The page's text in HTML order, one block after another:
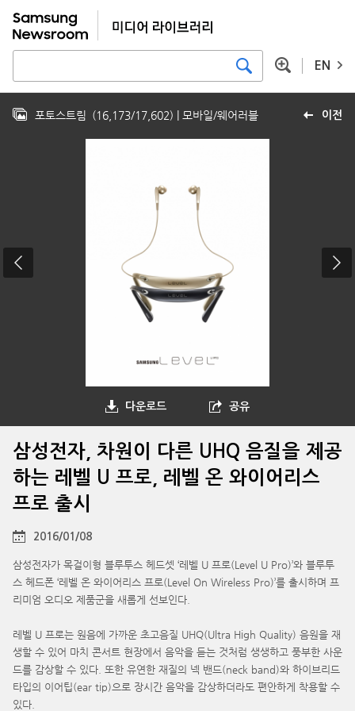
EN
이전
포토스트림 (16,173/17,602) | 모바일/웨어러블
다운로드 공유
삼성전자, 차원이 다른 UHQ 음질을 제공
하는 레벨 U 프로, 레벨 온 와이어리스
프로 출시
2016/01/08
삼성전자가 목걸이형 블루투스 헤드셋 ‘레벨 U 프로(Level U Pro)’와 블루투
스 헤드폰 ‘레벨 온 와이어리스 프로(Level On Wireless Pro)’를 출시하며 프
리미엄 오디오 제품군을 새롭게 선보인다.
레벨 U 프로는 원음에 가까운 초고음질 UHQ(Ultra High Quality) 음원을 재
생할 수 있어 마치 콘서트 현장에서 음악을 듣는 것처럼 생생하고 풍부한 사운
드를 감상할 수 있다. 또한 유연한 재질의 넥 밴드(neck band)와 하이브리드
타입의 이어팁(ear tip)으로 장시간 음악을 감상하더라도 편안하게 착용할 수
있다.